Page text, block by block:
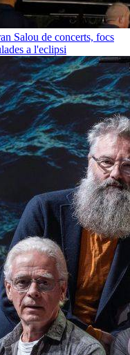
Salou de concerts, focs
a l'eclipsi